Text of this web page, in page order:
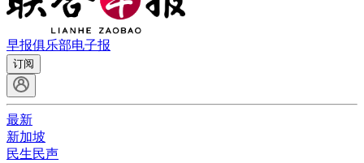
早报俱乐部电子报
订阅
最新
新加坡
民生民声